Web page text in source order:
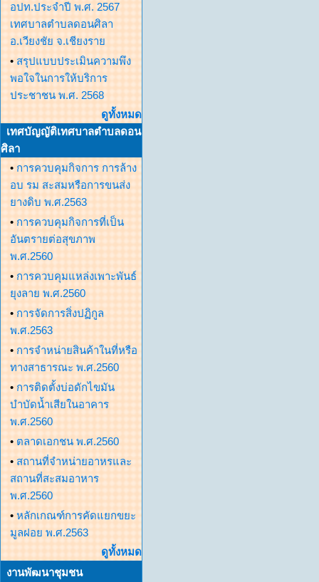
อปท.ประจำปี พ.ศ. 2567
เทศบาลตำบลดอนศิลา
อ.เวียงชัย จ.เชียงราย
• สรุปแบบประเมินความพึง
พอใจในการให้บริการ
ประชาชน พ.ศ. 2568
ดูทั้งหมด
เทศบัญญัติเทศบาลตำบลดอน
ศิลา
• การควบคุมกิจการ การล้าง
อบ รม สะสมหรือการขนส่ง
ยางดิบ พ.ศ.2563
• การควบคุมกิจการที่เป็น
อันตรายต่อสุขภาพ
พ.ศ.2560
• การควบคุมแหล่งเพาะพันธ์
ยุงลาย พ.ศ.2560
• การจัดการสิ่งปฏิกูล
พ.ศ.2563
• การจำหน่ายสินค้าในที่หรือ
ทางสาธารณะ พ.ศ.2560
• การติดตั้งบ่อดักไขมัน
บำบัดน้ำเสียในอาคาร
พ.ศ.2560
• ตลาดเอกชน พ.ศ.2560
• สถานที่จำหน่ายอาหรและ
สถานที่สะสมอาหาร
พ.ศ.2560
• หลักเกณฑ์การคัดแยกขยะ
มูลฝอย พ.ศ.2563
ดูทั้งหมด
งานพัฒนาชุมชน